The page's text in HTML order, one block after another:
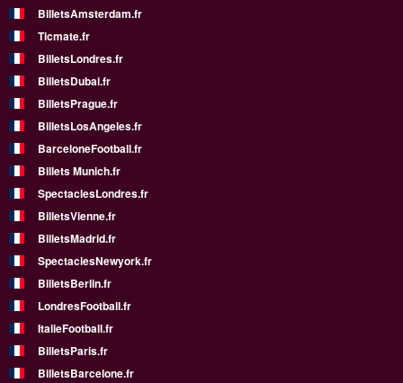
BilletsAmsterdam.fr
Ticmate.fr
BilletsLondres.fr
BilletsDubai.fr
BilletsPrague.fr
BilletsLosAngeles.fr
BarceloneFootball.fr
Billets Munich.fr
SpectaclesLondres.fr
BilletsVienne.fr
BilletsMadrid.fr
SpectaclesNewyork.fr
BilletsBerlin.fr
LondresFootball.fr
ItalieFootball.fr
BilletsParis.fr
BilletsBarcelone.fr